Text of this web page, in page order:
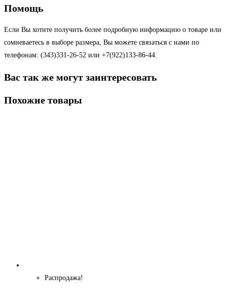
Помощь
Если Вы хотите получить более подробную информацию о товаре или
сомневаетесь в выборе размера, Вы можете связаться с нами по
телефонам: (343)331-26-52 или +7(922)133-86-44.
Вас так же могут заинтересовать
Похожие товары
Распродажа!